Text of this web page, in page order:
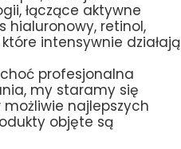
łączące aktywne
hialuronowy, retinol,
intensywnie działają
profesjonalna
my staramy się
najlepszych
objęte są